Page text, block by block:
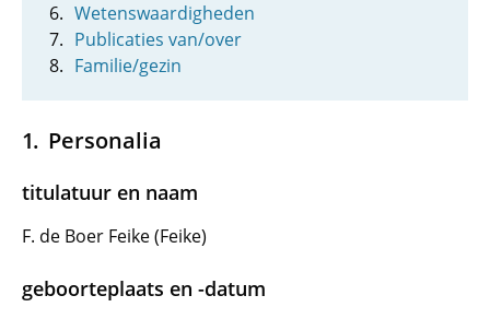
Wetenswaardigheden
Publicaties van/over
Familie/gezin
Personalia
titulatuur en naam
F. de Boer Feike (Feike)
geboorteplaats en -datum